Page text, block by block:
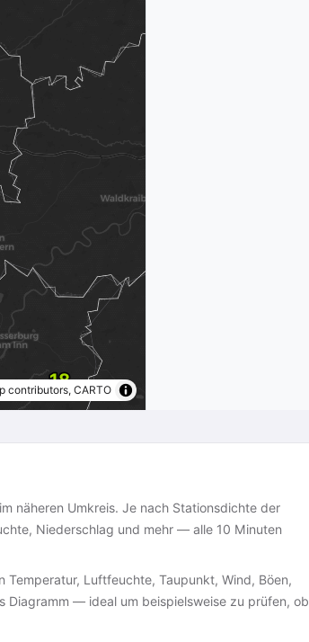
contributors, CARTO
näheren Umkreis. Je nach Stationsdichte der
Niederschlag und mehr — alle 10 Minuten
Temperatur, Luftfeuchte, Taupunkt, Wind, Böen,
Diagramm — ideal um beispielsweise zu prüfen, ob